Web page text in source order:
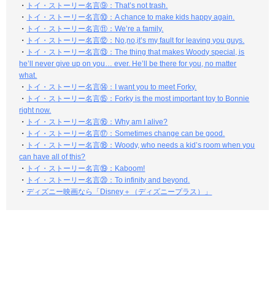
・
トイ・ストーリー名言⑨：That’s not trash.
・
トイ・ストーリー名言⑩：A chance to make kids happy again.
・
トイ・ストーリー名言⑪：We’re a family.
・
トイ・ストーリー名言⑫：No,no,it’s my fault for leaving you guys.
・
トイ・ストーリー名言⑬：The thing that makes Woody special, is
he’ll never give up on you… ever. He’ll be there for you, no matter
what.
・
トイ・ストーリー名言⑭：I want you to meet Forky.
・
トイ・ストーリー名言⑮：Forky is the most important toy to Bonnie
right now.
・
トイ・ストーリー名言⑯：Why am I alive?
・
トイ・ストーリー名言⑰：Sometimes change can be good.
・
トイ・ストーリー名言⑱：Woody, who needs a kid’s room when you
can have all of this?
・
トイ・ストーリー名言⑲：Kaboom!
・
トイ・ストーリー名言⑳：To infinity and beyond.
・ディズニー映画なら「Disney＋（ディズニープラス）」